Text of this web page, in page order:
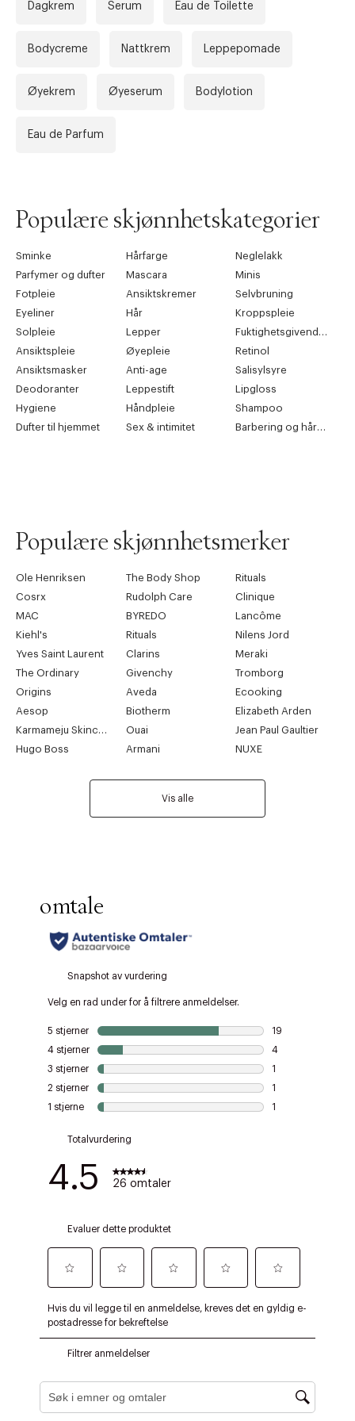
Dagkrem Serum Eau de Toilette
Bodycreme Nattkrem Leppepomade
Øyekrem Øyeserum Bodylotion
Eau de Parfum
Populære skjønnhetskategorier
Sminke Hårfarge
Neglelakk
Parfymer og dufter
Mascara
Minis
Fotpleie
Ansiktskremer
Selvbruning
Eyeliner
Hår
Kroppspleie
Solpleie
Lepper
Ansiktspleie
Øyepleie
Retinol
Ansiktsmasker
Anti-age
Salisylsyre
Deodoranter
Leppestift
Lipgloss
Hygiene
Håndpleie
Shampoo
Dufter til hjemmet
Sex & intimitet
Populære skjønnhetsmerker
Ole Henriksen The Body Shop
Rituals
Cosrx
Rudolph Care
Clinique
MAC
BYREDO
Lancôme
Kiehl's
Rituals
Nilens Jord
Yves Saint Laurent
Clarins
Meraki
The Ordinary
Givenchy
Tromborg
Origins
Aveda
Ecooking
Aesop
Biotherm
Elizabeth Arden
Ouai
Jean Paul Gaultier
Hugo Boss
Armani NUXE
Vis alle